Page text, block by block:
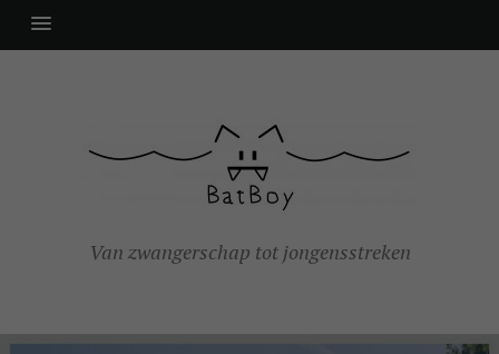
Van zwangerschap tot jongensstreken